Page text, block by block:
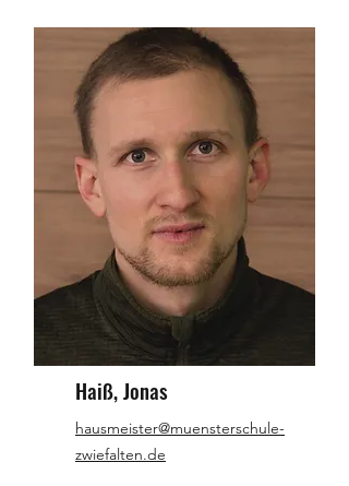
Haiß, Jonas
hausmeister@muensterschule-
zwiefalten.de